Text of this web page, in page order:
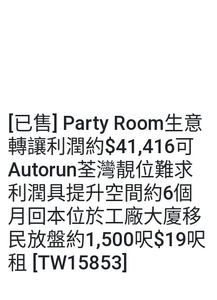
[已售] Party Room生意
轉讓利潤約$41,416可
Autorun荃灣靚位難求
利潤具提升空間約6個
月回本位於工廠大廈移
民放盤約1,500呎$19呎
租 [TW15853]